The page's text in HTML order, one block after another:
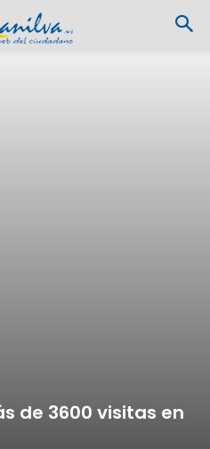
de 3600 visitas en